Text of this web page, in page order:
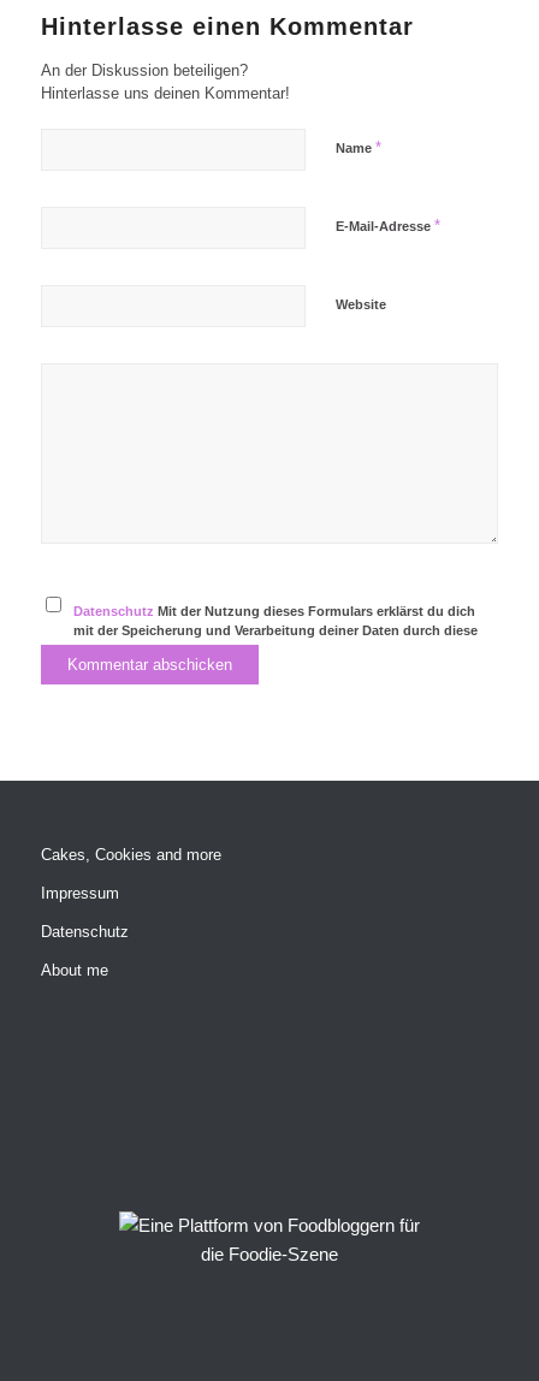
Hinterlasse einen Kommentar
An der Diskussion beteiligen?
Hinterlasse uns deinen Kommentar!
Name *
E-Mail-Adresse *
Website
Datenschutz Mit der Nutzung dieses Formulars erklärst du dich
mit der Speicherung und Verarbeitung deiner Daten durch diese
Website einverstanden.
Cakes, Cookies and more
Impressum
Datenschutz
About me